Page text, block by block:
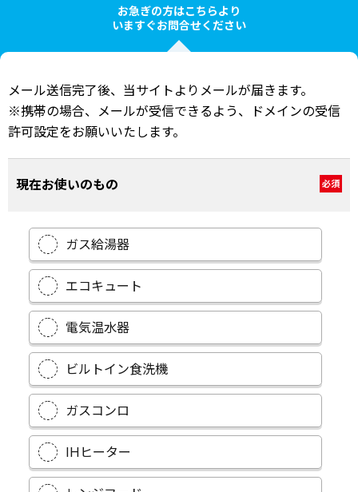
いますぐ相談フォーム
メール送信完了後、当サイトよりメールが届きます。
※携帯の場合、メールが受信できるよう、ドメインの受信
許可設定をお願いいたします。
現在お使いのもの
ガス給湯器
エコキュート
電気温水器
ビルトイン食洗機
ガスコンロ